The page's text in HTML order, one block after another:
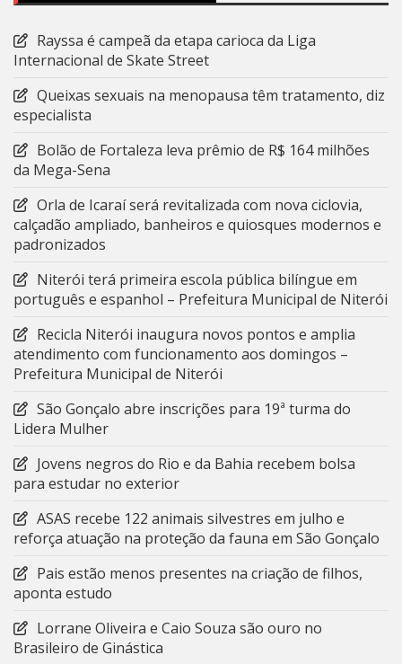
Rayssa é campeã da etapa carioca da Liga
Internacional de Skate Street
Queixas sexuais na menopausa têm tratamento, diz
especialista
Bolão de Fortaleza leva prêmio de R$ 164 milhões
da Mega-Sena
Orla de Icaraí será revitalizada com nova ciclovia,
calçadão ampliado, banheiros e quiosques modernos e
padronizados
Niterói terá primeira escola pública bilíngue em
português e espanhol – Prefeitura Municipal de Niterói
Recicla Niterói inaugura novos pontos e amplia
atendimento com funcionamento aos domingos –
Prefeitura Municipal de Niterói
São Gonçalo abre inscrições para 19ª turma do
Lidera Mulher
Jovens negros do Rio e da Bahia recebem bolsa
para estudar no exterior
ASAS recebe 122 animais silvestres em julho e
reforça atuação na proteção da fauna em São Gonçalo
Pais estão menos presentes na criação de filhos,
aponta estudo
Lorrane Oliveira e Caio Souza são ouro no
Brasileiro de Ginástica